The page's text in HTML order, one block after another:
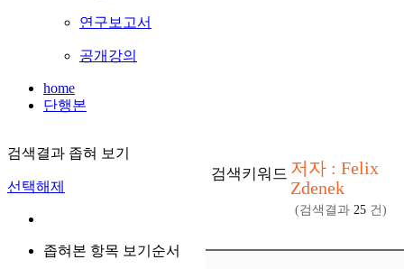
연구보고서
공개강의
home
단행본
검색결과 좁혀 보기
선택해제
좁혀본 항목 보기순서
검색키워드 저자 : Felix
Zdenek
(검색결과 25 건)